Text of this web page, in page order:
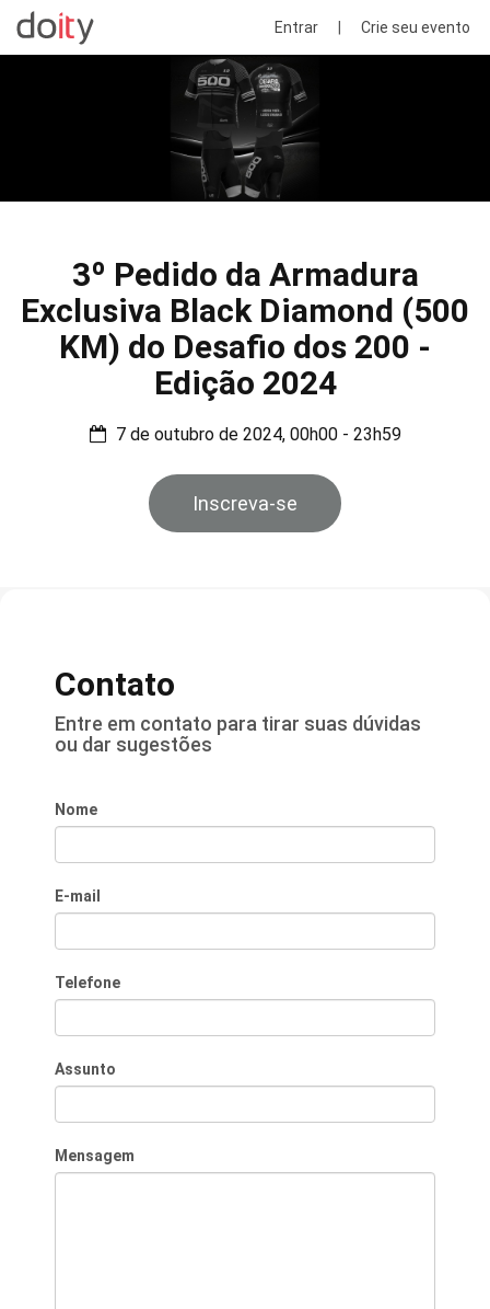
Entrar Crie seu evento
3º Pedido da Armadura
Exclusiva Black Diamond (500
KM) do Desafio dos 200 -
Edição 2024
7 de outubro de 2024, 00h00 - 23h59
Inscreva-se
Contato
Entre em contato para tirar suas dúvidas
ou dar sugestões
Nome
E-mail
Telefone
Assunto
Mensagem